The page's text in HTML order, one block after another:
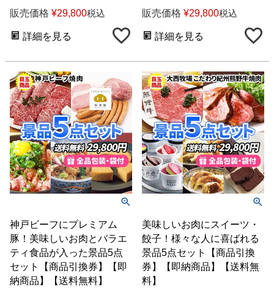
販売価格 ¥29,800税込
詳細を見る
販売価格 ¥29,800税込
詳細を見る
神戸ビーフにプレミアム
豚！美味しいお肉とバラエ
ティ食品が入った景品5点
セット【商品引換券】【即
納商品】【送料無料】
美味しいお肉にスイーツ・
餃子！様々な人に喜ばれる
景品5点セット【商品引換
券】【即納商品】【送料無
料】